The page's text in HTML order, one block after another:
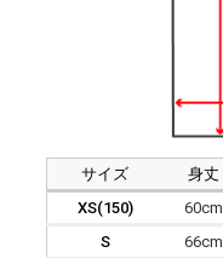
サイズ 身丈
XS(150)
60cm
S
66cm